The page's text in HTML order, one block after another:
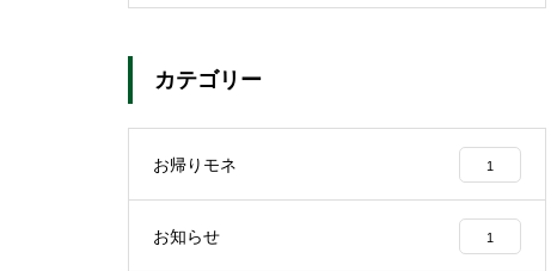
カテゴリー
お帰りモネ 1
お知らせ 1